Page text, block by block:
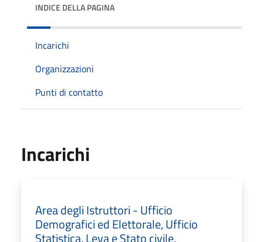
INDICE DELLA PAGINA
Incarichi
Organizzazioni
Punti di contatto
Incarichi
Area degli Istruttori - Ufficio
Demografici ed Elettorale, Ufficio
Statistica, Leva e Stato civile.